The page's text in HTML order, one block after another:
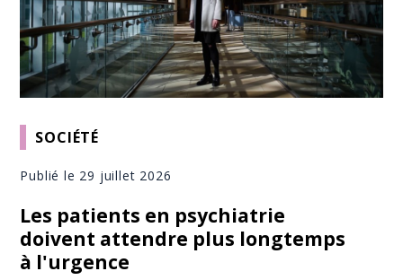
SOCIÉTÉ
Publié le 29 juillet 2026
Les patients en psychiatrie
doivent attendre plus longtemps
à l'urgence